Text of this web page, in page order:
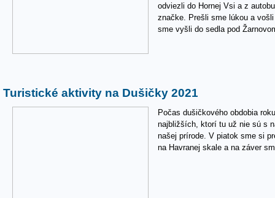
odviezli do Hornej Vsi a z
značke. Prešli sme lúkou a
sme vyšli do sedla pod
Turistické aktivity na Dušičky 2021
Počas dušičkového obdobia
najbližších, ktorí tu už nie sú s
našej prírode. V piatok sme si
na Havranej skale a na záver